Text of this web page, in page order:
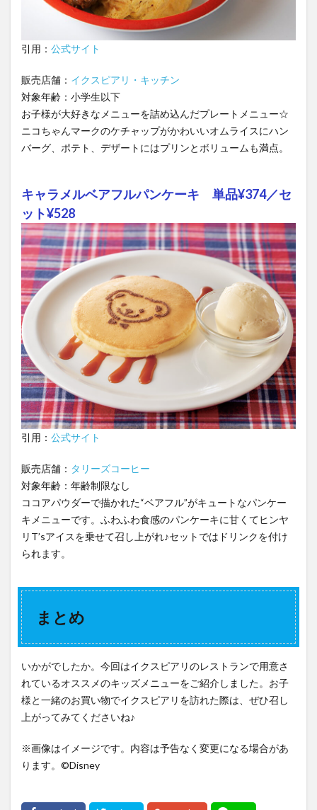
引用： 公式サイト
販売店舗： イクスピアリ・キッチン
対象年齢：小学生以下
お子様が大好きなメニューを詰め込んだプレートメニュー☆
ニコちゃんマークのケチャップがかわいいオムライスにハン
バーグ、ポテト、デザートにはプリンとボリュームも満点。
キャラメルベアフルパンケーキ 単品¥374／セ
ット¥528
引用： 公式サイト
販売店舗： タリーズコーヒー
対象年齢：年齢制限なし
ココアパウダーで描かれた“ベアフル”がキュートなパンケー
キメニューです。ふわふわ食感のパンケーキに甘くてヒンヤ
リT’sアイスを乗せて召し上がれ♪セットではドリンクを付け
られます。
まとめ
いかがでしたか。今回はイクスピアリのレストランで用意さ
れているオススメのキッズメニューをご紹介しました。お子
様と一緒のお買い物でイクスピアリを訪れた際は、ぜひ召し
上がってみてくださいね♪
※画像はイメージです。内容は予告なく変更になる場合があ
ります。©️Disney